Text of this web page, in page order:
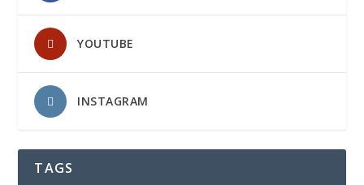
YOUTUBE
INSTAGRAM
TAGS